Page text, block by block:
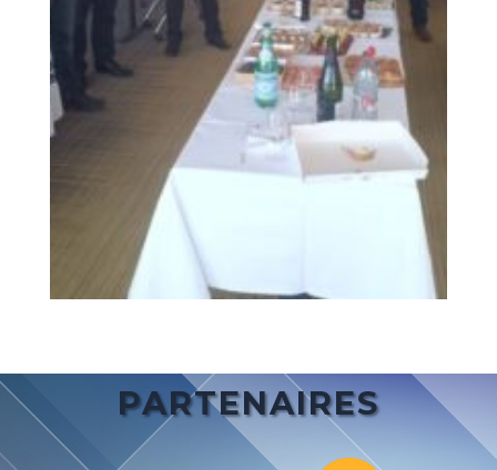
PARTENAIRES